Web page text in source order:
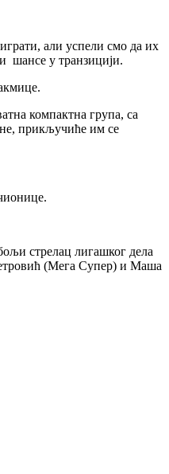
али успели смо да их
шансе у транзицији.
компактна група, са
прикључиће им се
стрелац лигашког дела
(Мега Супер) и Маша